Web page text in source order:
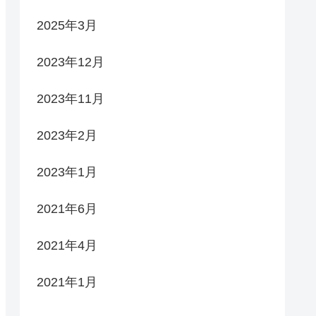
2025年3月
2023年12月
2023年11月
2023年2月
2023年1月
2021年6月
2021年4月
2021年1月